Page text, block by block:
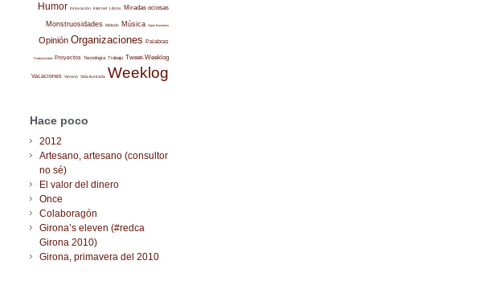
Humor Innovación Internet Libros Miradas ociosas
Monstruosidades Método Música Open Business
Opinión Organizaciones Palabras
Productividad Proyectos Tecnología Trabajo Tweet-Weeklog
Vacaciones Verano Vida ilustrada Weeklog
Hace poco
2012
Artesano, artesano (consultor
no sé)
El valor del dinero
Once
Colaboragón
Girona’s eleven (#redca
Girona 2010)
Girona, primavera del 2010